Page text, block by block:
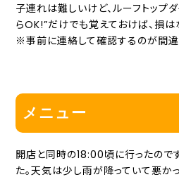
子連れは難しいけど、ルーフトップダ
らOK!”だけでも覚えておけば、損は
※事前に連絡して確認するのが間違
メニュー
開店と同時の18:00頃に行ったので
た。天気は少し雨が降っていて悪か